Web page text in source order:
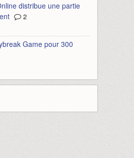
distribue une partie
2
Game pour 300